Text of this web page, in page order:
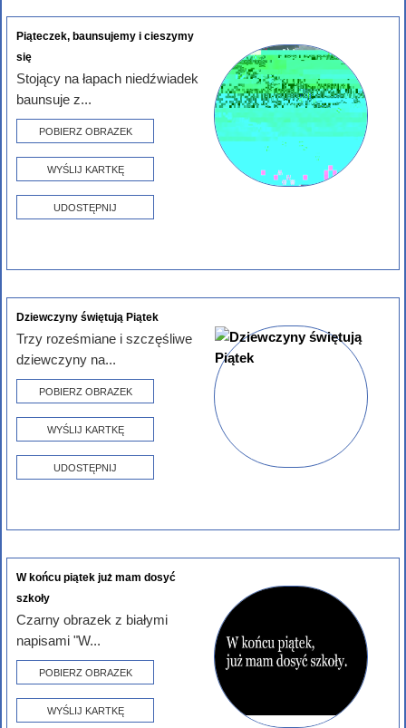
Piąteczek, baunsujemy i cieszymy
się
Stojący na łapach niedźwiadek
baunsuje z...
POBIERZ OBRAZEK
WYŚLIJ KARTKĘ
UDOSTĘPNIJ
Dziewczyny świętują Piątek
Trzy roześmiane i szczęśliwe
dziewczyny na...
POBIERZ OBRAZEK
WYŚLIJ KARTKĘ
UDOSTĘPNIJ
W końcu piątek już mam dosyć
szkoły
Czarny obrazek z białymi
napisami "W...
POBIERZ OBRAZEK
WYŚLIJ KARTKĘ